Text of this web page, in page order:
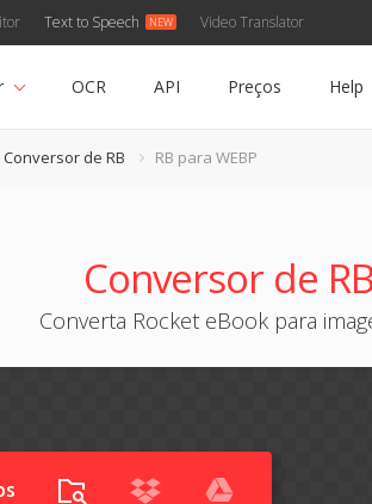
Text to Speech Video Translator
OCR API Preços Help
Conversor de RB RB para WEBP
Conversor de
Converta Rocket eBook para